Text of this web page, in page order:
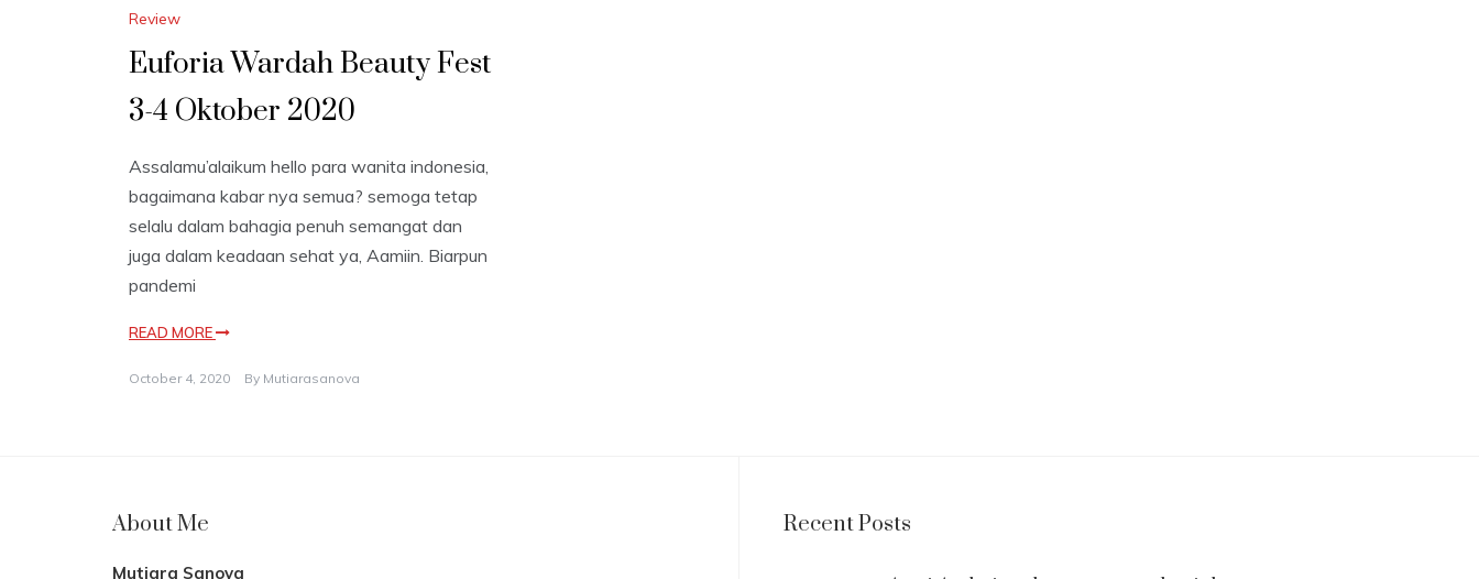
Review
Euforia Wardah Beauty Fest
3-4 Oktober 2020
Assalamu’alaikum hello para wanita indonesia,
bagaimana kabar nya semua? semoga tetap
selalu dalam bahagia penuh semangat dan
juga dalam keadaan sehat ya, Aamiin. Biarpun
pandemi
READ MORE
October 4, 2020 By Mutiarasanova
About Me
Mutiara Sanova
Recent Posts